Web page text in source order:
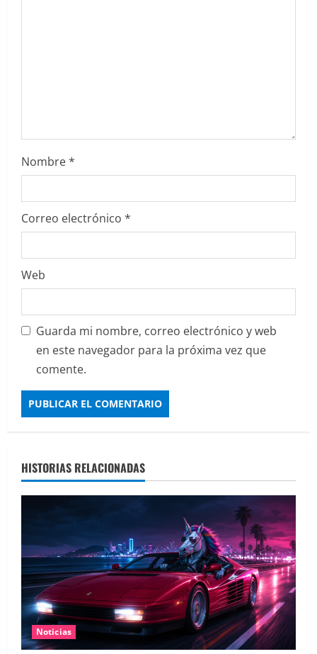
r
a
d
a
s
Nombre*
Correo electrónico *
Web
Guarda mi nombre, correo electrónico y web
en este navegador para la próxima vez que
comente.
HISTORIAS RELACIONADAS
Noticias